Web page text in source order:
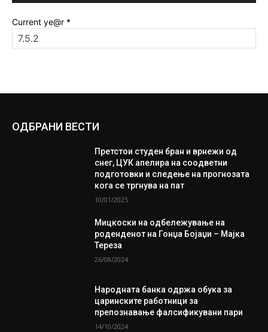
Current ye@r *
ОДБРАНИ ВЕСТИ
Претстои студен бран и врнежи од
снег, ЦУК апелира на соодветни
подготовки и следење на прогнозата
кога се тргнува на пат
10/01/2025
Мицкоски на одбележување на
роденденот на Гонџа Бојаџи – Мајка
Тереза
26/08/2024
Народната банка одржа обука за
царинските работници за
препознавање фалсификувани пари
14/10/2024